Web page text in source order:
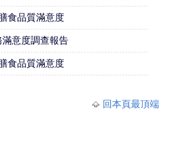
食品質滿意度
意度調查報告
食品質滿意度
回本頁最頂端